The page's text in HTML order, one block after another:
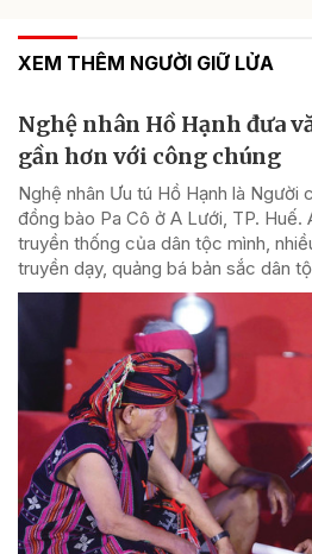
XEM THÊM NGƯỜI GIỮ LỬA
Nghệ nhân Hồ Hạnh đưa
gần hơn với công chúng
Nghệ nhân Ưu tú Hồ Hạnh là Người
đồng bào Pa Cô ở A Lưới, TP. Huế.
truyền thống của dân tộc mình,
truyền dạy, quảng bá bản sắc dân